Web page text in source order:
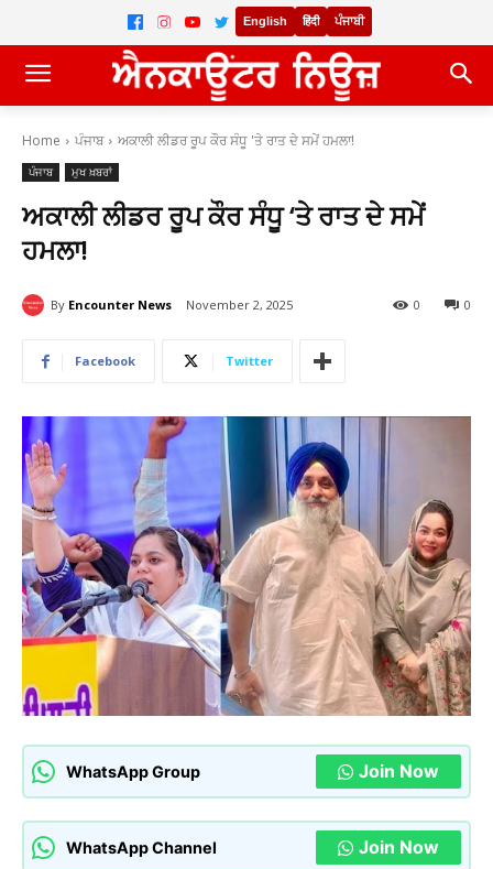
English हिंदी ਪੰਜਾਬੀ
Home ਪੰਜਾਬ ਅਕਾਲੀ ਲੀਡਰ ਰੂਪ ਕੌਰ ਸੰਧੂ 'ਤੇ ਰਾਤ ਦੇ ਸਮੇਂ ਹਮਲਾ!
ਪੰਜਾਬ ਮੁਖ ਖ਼ਬਰਾਂ
ਅਕਾਲੀ ਲੀਡਰ ਰੂਪ ਕੌਰ ਸੰਧੂ ‘ਤੇ ਰਾਤ ਦੇ ਸਮੇਂ
ਹਮਲਾ!
By Encounter News November 2, 2025 0
0
Facebook Twitter
WhatsApp Group Join Now
WhatsApp Channel Join Now